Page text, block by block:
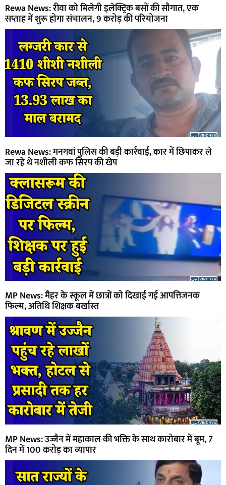
Rewa News: रीवा को मिलेगी इलेक्ट्रिक बसों की सौगात, एक
सप्ताह में शुरू होगा संचालन, 9 करोड़ की परियोजना
Rewa News: मनगवां पुलिस की बड़ी कार्रवाई, कार में छिपाकर ले
जा रहे थे नशीली कफ सिरप की खेप
MP News: मैहर के स्कूल में छात्रों को दिखाई गई आपत्तिजनक
फिल्म, अतिथि शिक्षक बर्खास्त
MP News: उज्जैन में महाकाल की भक्ति के साथ कारोबार में बूम, 7
दिन में 100 करोड़ का व्यापार